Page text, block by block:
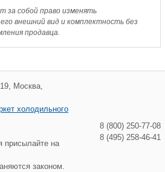
за собой право изменять
внешний вид и комплектность без
продавца.
Москва
присылайте на
законом.
8 (800) 250-77-08
8 (495) 258-46-41